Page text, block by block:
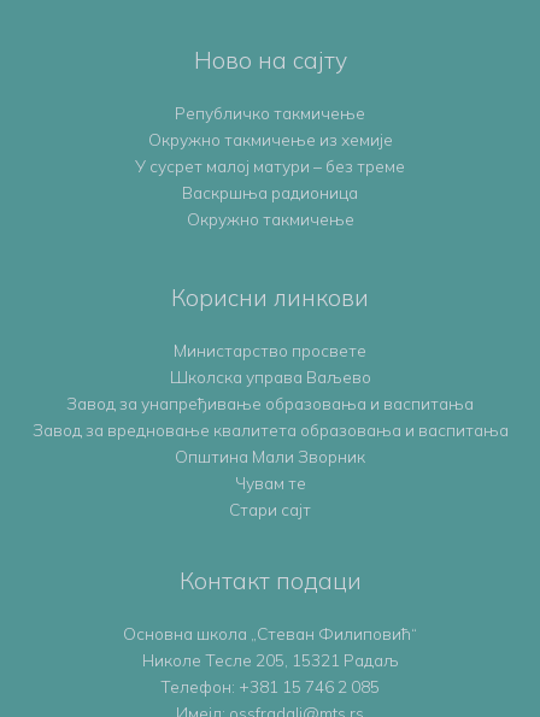
Ново на сајту
Републичко такмичење
Oкружно такмичењe из хемије
У сусрет малој матури – без треме
Васкршња радионица
Окружно такмичење
Корисни линкови
Министарство просвете
Школска управа Ваљево
Завод за унапређивање образовања и васпитања
Завод за вредновање квалитета образовања и васпитања
Општина Мали Зворник
Чувам те
Стари сајт
Контакт подаци
Основна школа „Стеван Филиповић“
Николе Тесле 205, 15321 Радаљ
Телефон: +381 15 746 2 085